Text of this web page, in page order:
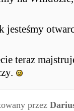
jesteśmy
teraz
przez